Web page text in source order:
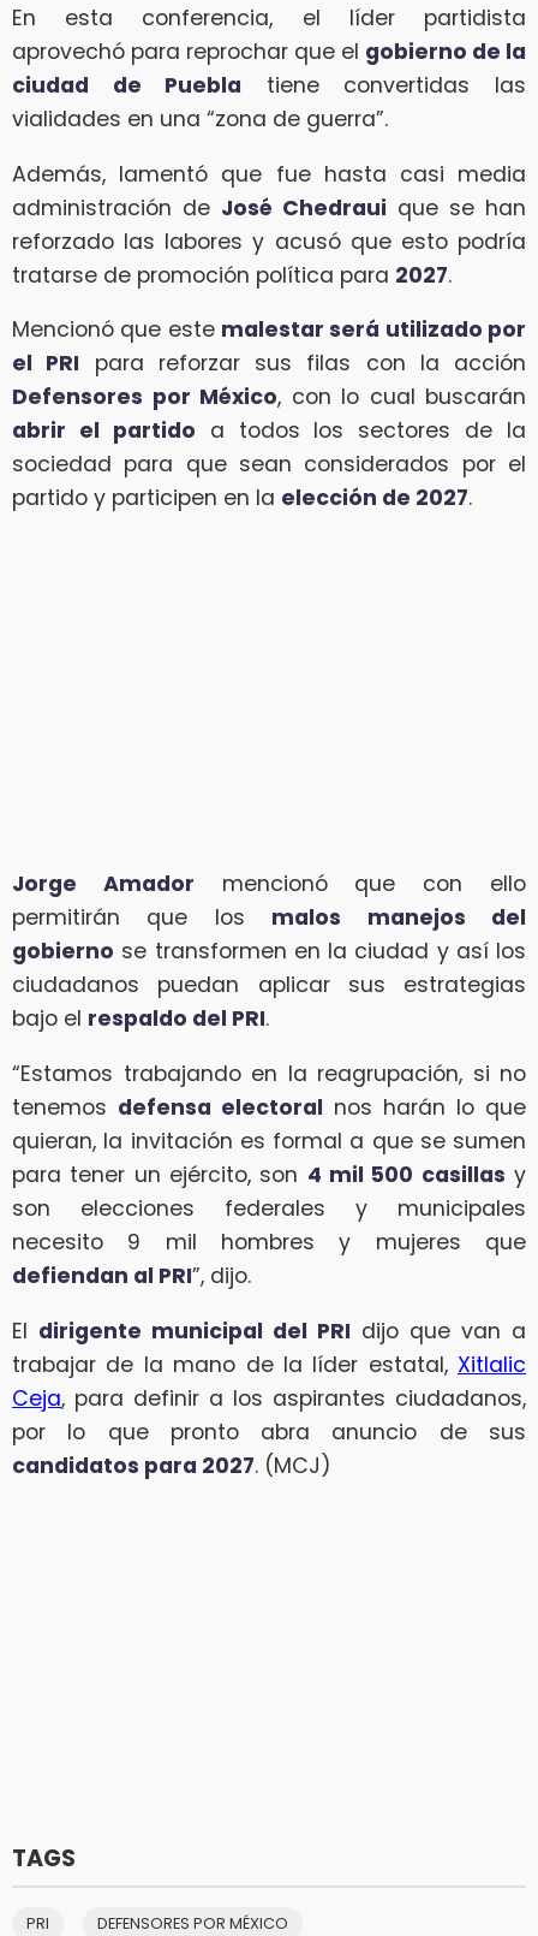
En esta conferencia, el líder partidista
aprovechó para reprochar que el gobierno de la
ciudad de Puebla tiene convertidas las
vialidades en una “zona de guerra”.
Además, lamentó que fue hasta casi media
administración de José Chedraui que se han
reforzado las labores y acusó que esto podría
tratarse de promoción política para 2027.
Mencionó que este malestar será utilizado por
el PRI para reforzar sus filas con la acción
Defensores por México, con lo cual buscarán
abrir el partido a todos los sectores de la
sociedad para que sean considerados por el
partido y participen en la elección de 2027.
Jorge Amador mencionó que con ello
permitirán que los malos manejos del
gobierno se transformen en la ciudad y así los
ciudadanos puedan aplicar sus estrategias
bajo el respaldo del PRI.
“Estamos trabajando en la reagrupación, si no
tenemos defensa electoral nos harán lo que
quieran, la invitación es formal a que se sumen
para tener un ejército, son 4 mil 500 casillas y
son elecciones federales y municipales
necesito 9 mil hombres y mujeres que
defiendan al PRI”, dijo.
El dirigente municipal del PRI dijo que van a
trabajar de la mano de la líder estatal, Xitlalic
Ceja, para definir a los aspirantes ciudadanos,
por lo que pronto abra anuncio de sus
candidatos para 2027. (MCJ)
TAGS
PRI DEFENSORES POR MÉXICO